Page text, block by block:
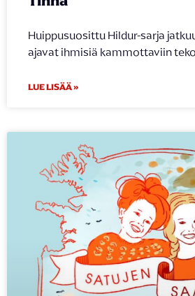
Huippusuosittu Hildur-sarja
ajavat ihmisiä kammottaviin
LUE LISÄÄ »